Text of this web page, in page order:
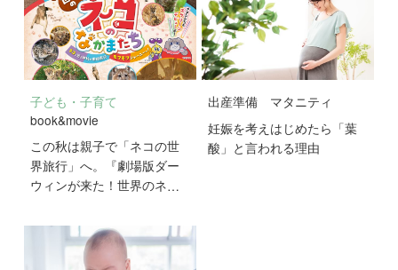
子ども・子育て
book&movie
この秋は親子で「ネコの世
界旅行」へ。『劇場版ダー
ウィンが来た！世界のネコ
公開！
出産準備
マタニティ
妊娠を考えはじめたら「葉
酸」と言われる理由